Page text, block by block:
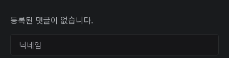
등록된 댓글이 없습니다.
닉네임